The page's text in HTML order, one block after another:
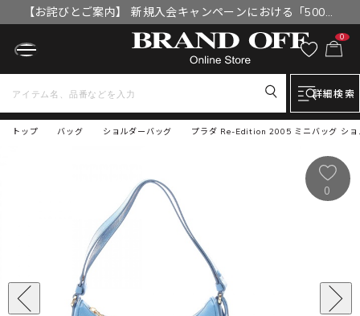
【お詫びとご案内】 新規入会キャンペーンにおける「500円
OFFクーポン」付与漏れと補填について
0
詳細検索
トップ プラダ Re-Edition 2005 ミニバッグ シ
バッグ ショルダーバッグ
0